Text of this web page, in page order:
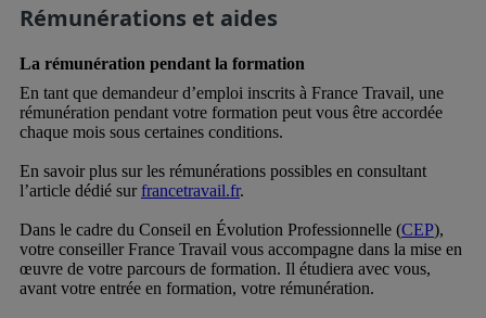
Rémunérations et aides
La rémunération pendant la formation
En tant que demandeur d’emploi inscrits à France Travail, une
rémunération pendant votre formation peut vous être accordée
chaque mois sous certaines conditions.
En savoir plus sur les rémunérations possibles en consultant
l’article dédié surfrancetravail.fr.
Dans le cadre du Conseil en Évolution Professionnelle (CEP),
votre conseiller France Travail vous accompagne dans la mise en
œuvre de votre parcours de formation. Il étudiera avec vous,
avant votre entrée en formation, votre rémunération.